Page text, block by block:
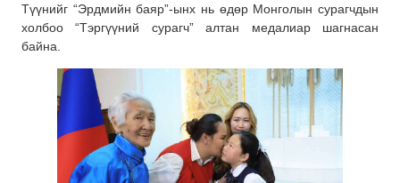
Түүнийг “Эрдмийн баяр”-ынх нь өдөр Монголын сурагчдын
холбоо “Тэргүүний сурагч” алтан медалиар шагнасан
байна.